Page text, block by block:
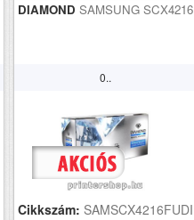
DIAMONDSAMSUNG SCX4216
0..
Cikkszám: SAMSCX4216FUDI